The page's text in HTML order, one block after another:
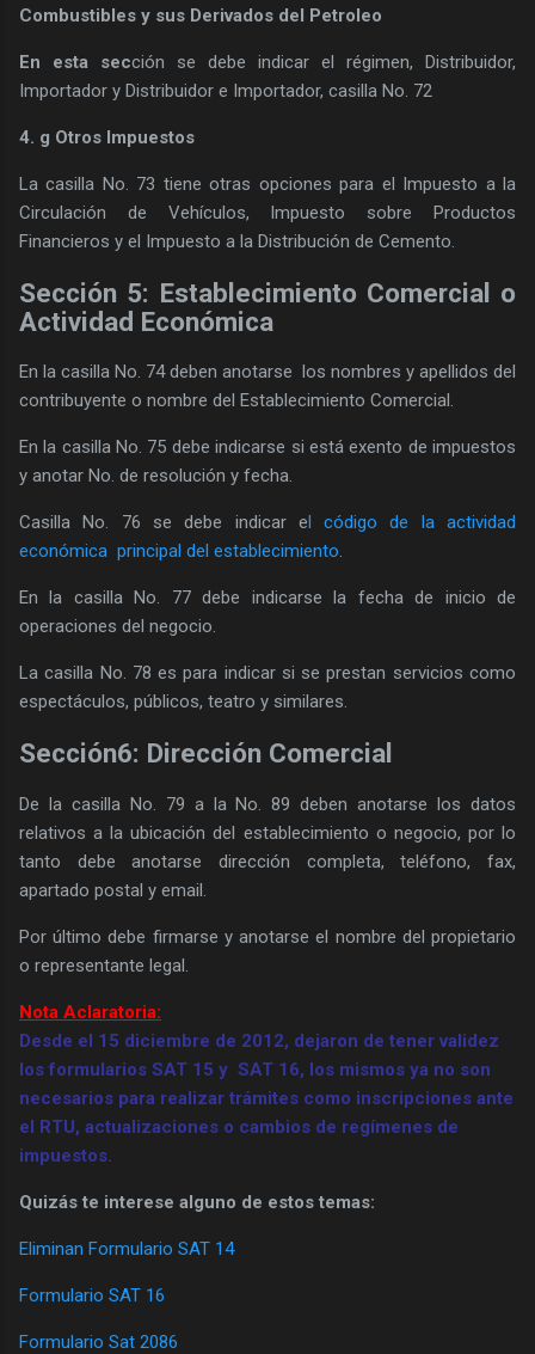
Combustibles y sus Derivados del Petroleo
En esta sección se debe indicar el régimen, Distribuidor,
Importador y Distribuidor e Importador, casilla No. 72
4. g Otros Impuestos
La casilla No. 73 tiene otras opciones para el Impuesto a la
Circulación de Vehículos, Impuesto sobre Productos
Financieros y el Impuesto a la Distribución de Cemento.
Sección 5: Establecimiento Comercial o
Actividad Económica
En la casilla No. 74 deben anotarse los nombres y apellidos del
contribuyente o nombre del Establecimiento Comercial.
En la casilla No. 75 debe indicarse si está exento de impuestos
y anotar No. de resolución y fecha.
Casilla No. 76 se debe indicar e l código de la actividad
económica principal del establecimiento.
En la casilla No. 77 debe indicarse la fecha de inicio de
operaciones del negocio.
La casilla No. 78 es para indicar si se prestan servicios como
espectáculos, públicos, teatro y similares.
Sección6: Dirección Comercial
De la casilla No. 79 a la No. 89 deben anotarse los datos
relativos a la ubicación del establecimiento o negocio, por lo
tanto debe anotarse dirección completa, teléfono, fax,
apartado postal y email.
Por último debe firmarse y anotarse el nombre del propietario
o representante legal.
Nota Aclaratoria:
Desde el 15 diciembre de 2012, dejaron de tener validez
los formularios SAT 15 y SAT 16, los mismos ya no son
necesarios para realizar trámites como inscripciones ante
el RTU, actualizaciones o cambios de regímenes de
impuestos.
Quizás te interese alguno de estos temas:
Eliminan Formulario SAT 14
Formulario SAT 16
Formulario Sat 2086